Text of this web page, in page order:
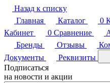
Назад к списку
Главная
Каталог 0
Кабинет
0 Сравнение
Бренды
Отзывы
Документы
Реквизиты
Подписаться
на новости и акции